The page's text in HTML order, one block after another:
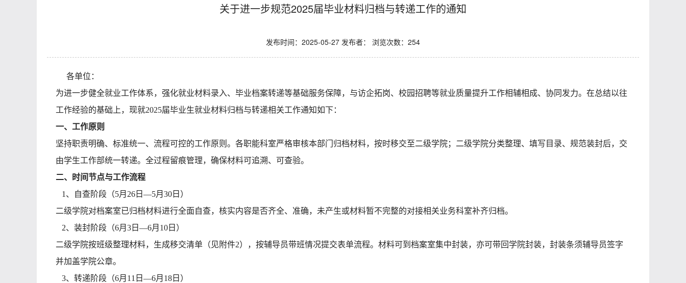
关于进一步规范2025届毕业材料归档与转递工作的通知
发布时间：2025-05-27 发布者： 浏览次数： 254
各单位：
为进一步健全就业工作体系，强化就业材料录入、毕业档案转递等基础服务保障，与访企拓岗、校园招聘等就业质量提升工作相辅相成、协同发力。在总结以往
工作经验的基础上，现就2025届毕业生就业材料归档与转递相关工作通知如下：
一、工作原则
坚持职责明确、标准统一、流程可控的工作原则。各职能科室严格审核本部门归档材料，按时移交至二级学院；二级学院分类整理、填写目录、规范装封后，交
由学生工作部统一转递。全过程留痕管理，确保材料可追溯、可查验。
二、时间节点与工作流程
1、 自查阶段（5月26日—5月30日）
二级学院对档案室已归档材料进行全面自查，核实内容是否齐全、准确， 未产生或材料暂不完整的对接相关业务科室补齐归档。
2、装封阶段（6月3日—6月10日）
二级学院按班级整理材料，生成移交清单 （见附件2） ，按辅导员带班情况提交表单流程。材料可到档案室集中封装，亦可带回学院封装，封装条须辅导员签字
并加盖学院公章。
3、转递阶段（6月11日—6月18日）